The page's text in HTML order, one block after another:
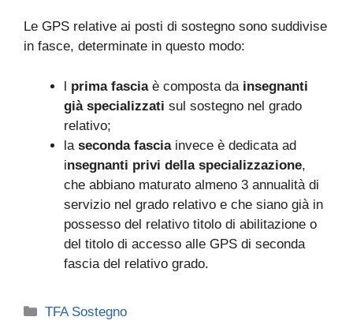
Le GPS relative ai posti di sostegno sono suddivise
in fasce, determinate in questo modo:
l prima fascia è composta da insegnanti
già specializzati sul sostegno nel grado
relativo;
la seconda fasciainvece è dedicata ad
insegnanti privi della specializzazione,
che abbiano maturato almeno 3 annualità di
servizio nel grado relativo e che siano già in
possesso del relativo titolo di abilitazione o
del titolo di accesso alle GPS di seconda
fascia del relativo grado.
Categorie
TFA Sostegno